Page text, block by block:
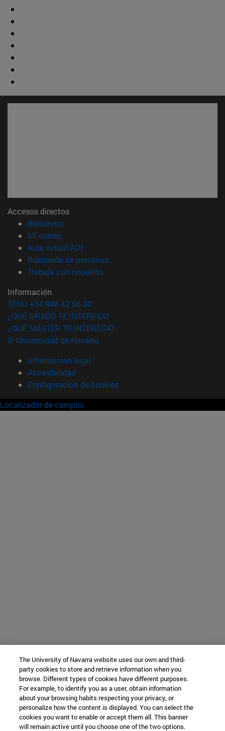
Accesos directos
Biblioteca
Mi correo(abre en nueva ventana)
Aula virtual ADI
Búsqueda de personas(abre en nueva ventana)
Trabaja con nosotros(abre en nueva ventana)
Información
TFNO +34 948 42 56 00
¿QUÉ GRADO TE INTERESA?
¿QUÉ MÁSTER TE INTERESA?
© Universidad de Navarra
Información legal
Accesibilidad
Configuración de cookies
Localizador de campus
The University of Navarra website uses our own and third-
party cookies to store and retrieve information when you
browse. Different types of cookies have different purposes.
For example, to identify you as a user, obtain information
about your browsing habits respecting your privacy, or
personalize how the content is displayed. You can select the
cookies you want to enable or accept them all. This banner
will remain active until you choose one of the two options.